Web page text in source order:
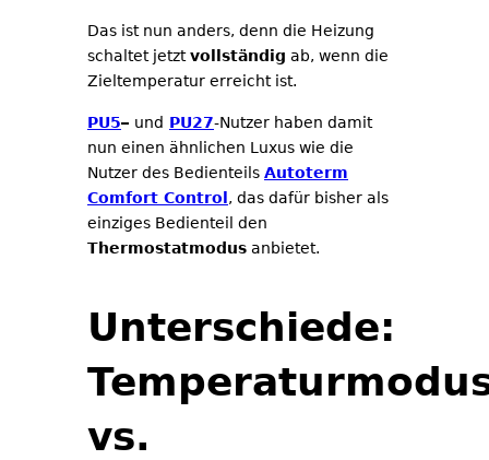
Das ist nun anders, denn die Heizung
schaltet jetztvollständig ab, wenn die
Zieltemperatur erreicht ist.
PU5– und PU27-Nutzer haben damit
nun einen ähnlichen Luxus wie die
Nutzer des Bedienteils Autoterm
Comfort Control , das dafür bisher als
einziges Bedienteil den
Thermostatmodus anbietet.
Unterschiede:
vs.